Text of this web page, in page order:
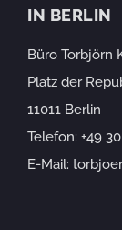
IN BERLIN
Büro Torbjörn
Platz der
11011 Berlin
Telefon: +49
E-Mail: